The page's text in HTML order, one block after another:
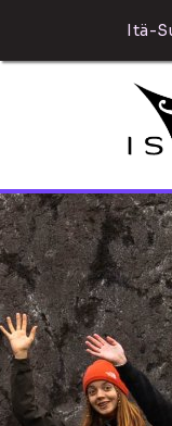
Itä-